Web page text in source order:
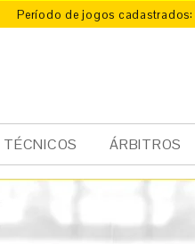
Período de jogos cadastrados:
TÉCNICOS ÁRBITROS